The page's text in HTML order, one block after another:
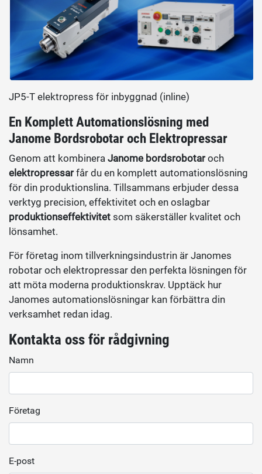
JP5-T elektropress för inbyggnad (inline)
En Komplett Automationslösning med
Janome Bordsrobotar och Elektropressar
Genom att kombinera Janome bordsrobotaroch
elektropressarfår du en komplett automationslösning
för din produktionslina. Tillsammans erbjuder dessa
verktyg precision, effektivitet och en oslagbar
produktionseffektivitet som säkerställer kvalitet och
lönsamhet.
För företag inom tillverkningsindustrin är Janomes
robotar och elektropressar den perfekta lösningen för
att möta moderna produktionskrav. Upptäck hur
Janomes automationslösningar kan förbättra din
verksamhet redan idag.
Kontakta oss för rådgivning
Namn
Företag
E-post